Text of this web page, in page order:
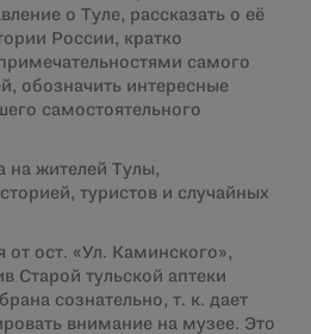
о Туле, рассказать о её
России, кратко
самого
обозначить интересные
самостоятельного
на жителей Тулы,
туристов и случайных
от ост. «Ул. Каминского»,
Старой тульской аптеки
сознательно, т. к. дает
внимание на музее. Это